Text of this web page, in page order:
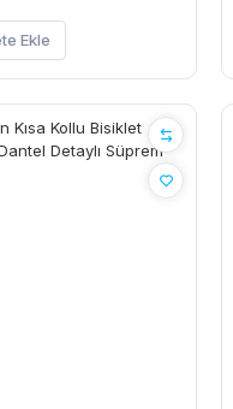
Ekle